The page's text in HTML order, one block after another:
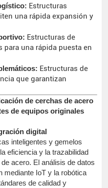
Estructuras
una rápida expansión y
Estructuras de
para una rápida puesta en
Estructuras de
que garantizan
de cerchas de acero
de equipos originales
digital
inteligentes y gemelos
eficiencia y la trazabilidad
acero. El análisis de datos
mediante IoT y la robótica
de calidad y